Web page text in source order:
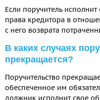
Если поручитель исполнит
права кредитора в
с него возврата
В каких случаях
прекращается?
Поручительство
обеспеченное им
должник исполнит свое